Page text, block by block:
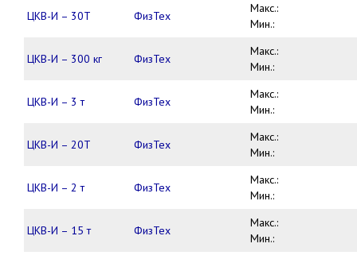
ЦКВ-И – 30Т ФизТех
Макс.:
Мин.:
ЦКВ-И – 300 кг ФизТех
Макс.:
Мин.:
ЦКВ-И – 3 т ФизТех
Макс.:
Мин.:
ЦКВ-И – 20Т ФизТех
Макс.:
Мин.:
ЦКВ-И – 2 т ФизТех
Макс.:
Мин.:
ЦКВ-И – 15 т ФизТех
Макс.:
Мин.: